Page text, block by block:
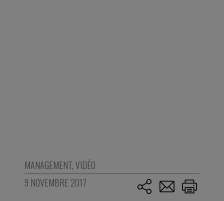
MANAGEMENT,VIDÉO
9 NOVEMBRE 2017